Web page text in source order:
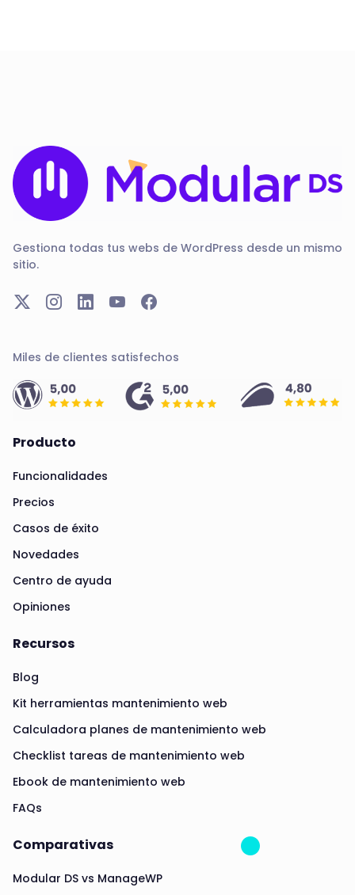
Gestiona todas tus webs de WordPress desde un mismo
sitio.
Miles de clientes satisfechos
Producto
Funcionalidades
Precios
Casos de éxito
Novedades
Centro de ayuda
Opiniones
Recursos
Blog
Kit herramientas mantenimiento web
Calculadora planes de mantenimiento web
Checklist tareas de mantenimiento web
Ebook de mantenimiento web
FAQs
Comparativas
Modular DS vs ManageWP